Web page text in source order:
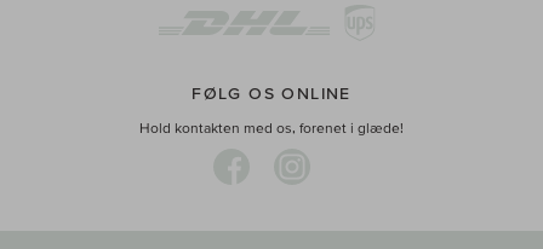
FØLG OS ONLINE
Hold kontakten med os, forenet i glæde!